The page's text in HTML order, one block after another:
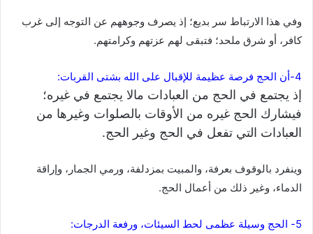
وفي هذا الارتباط سر بديع؛ إذ يصرف وجوههم عن التوجه إلى غرب
كافر، أو شرق ملحد؛ فتبقى لهم عزتهم وكرامتهم.
4-أن الحج فرصة عظيمة للإقبال على الله بشتى القربات:
إذ يجتمع في الحج من العبادات مالا يجتمع في غيره؛
فيشارك الحج غيره من الأوقات بالصلوات وغيرها من
العبادات التي تفعل في الحج وغير الحج.
وينفرد بالوقوف بعرفة، والمبيت بمزدلفة، ورمي الجمار، وإراقة
الدماء، وغير ذلك من أعمال الحج.
5- الحج وسيلة عظمى لحط السيئات، ورفعة الدرجات: